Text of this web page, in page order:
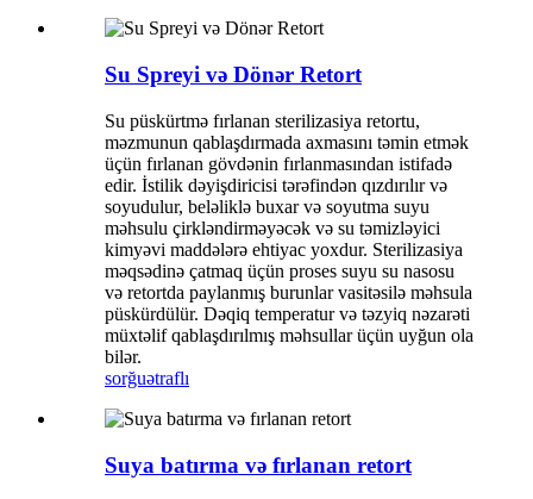
Su Spreyi və Dönər Retort
Su püskürtmə fırlanan sterilizasiya retortu,
məzmunun qablaşdırmada axmasını təmin etmək
üçün fırlanan gövdənin fırlanmasından istifadə
edir. İstilik dəyişdiricisi tərəfindən qızdırılır və
soyudulur, beləliklə buxar və soyutma suyu
məhsulu çirkləndirməyəcək və su təmizləyici
kimyəvi maddələrə ehtiyac yoxdur. Sterilizasiya
məqsədinə çatmaq üçün proses suyu su nasosu
və retortda paylanmış burunlar vasitəsilə məhsula
püskürdülür. Dəqiq temperatur və təzyiq nəzarəti
müxtəlif qablaşdırılmış məhsullar üçün uyğun ola
bilər.
sorğuətraflı
Suya batırma və fırlanan retort